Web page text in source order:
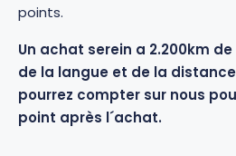
points.
Un achat serein a 2.200km
de la langue et de la
pourrez compter sur nous
point après l´achat.